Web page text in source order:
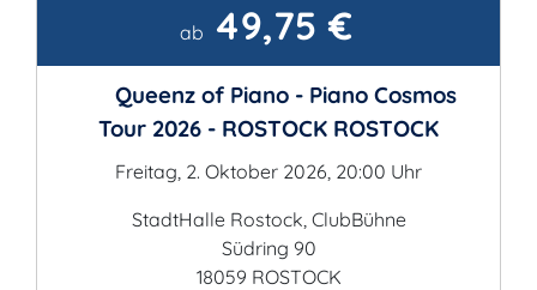
Kontaktab 49,75 €
Queenz of Piano - Piano Cosmos
Tour 2026 - ROSTOCK ROSTOCK
Freitag, 2. Oktober 2026, 20:00 Uhr
StadtHalle Rostock, ClubBühne
Südring 90
18059 ROSTOCK